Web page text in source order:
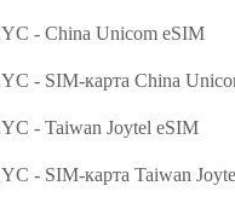
- China Unicom eSIM
- SIM-карта China
- Taiwan Joytel eSIM
- SIM-карта Taiwan